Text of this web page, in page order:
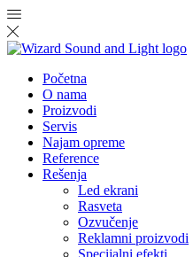
Početna
O nama
Proizvodi
Servis
Najam opreme
Reference
Rešenja
Led ekrani
Rasveta
Ozvučenje
Reklamni proizvodi
Specijalni efekti